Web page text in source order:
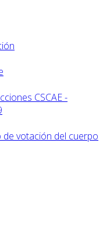
CSCAE -
de votación del cuerpo